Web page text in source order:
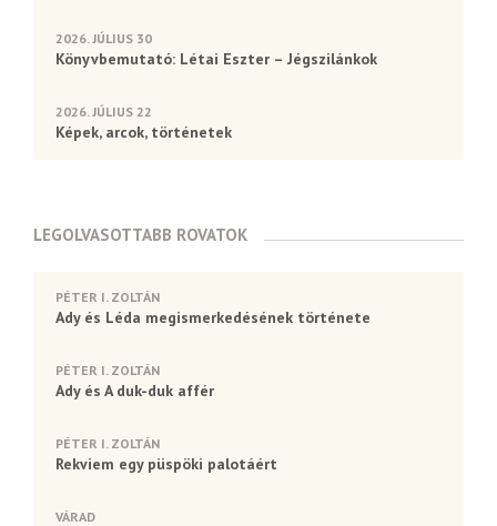
2026. JÚLIUS 30
Könyvbemutató: Létai Eszter – Jégszilánkok
2026. JÚLIUS 22
Képek, arcok, történetek
LEGOLVASOTTABB ROVATOK
PÉTER I. ZOLTÁN
Ady és Léda megismerkedésének története
PÉTER I. ZOLTÁN
Ady és A duk-duk affér
PÉTER I. ZOLTÁN
Rekviem egy püspöki palotáért
VÁRAD